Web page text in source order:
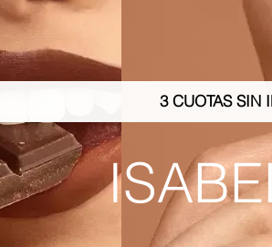
3 CUOTAS